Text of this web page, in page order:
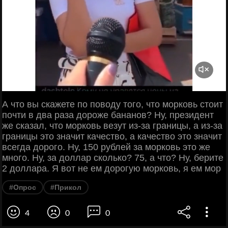
А что вы скажете по поводу того, что морковь стоит
почти в два раза дороже бананов? Ну, президент
же сказал, что морковь везут из-за границы, а из-за
границы это значит качество, а качество это значит
всегда дорого. Ну, 150 рублей за морковь это же
много. Ну, за доллар сколько? 75, а что? Ну, берите
2 доллара. Я вот не ем дорогую морковь, я ем мор
#Опрос #Прикол
4 0 0